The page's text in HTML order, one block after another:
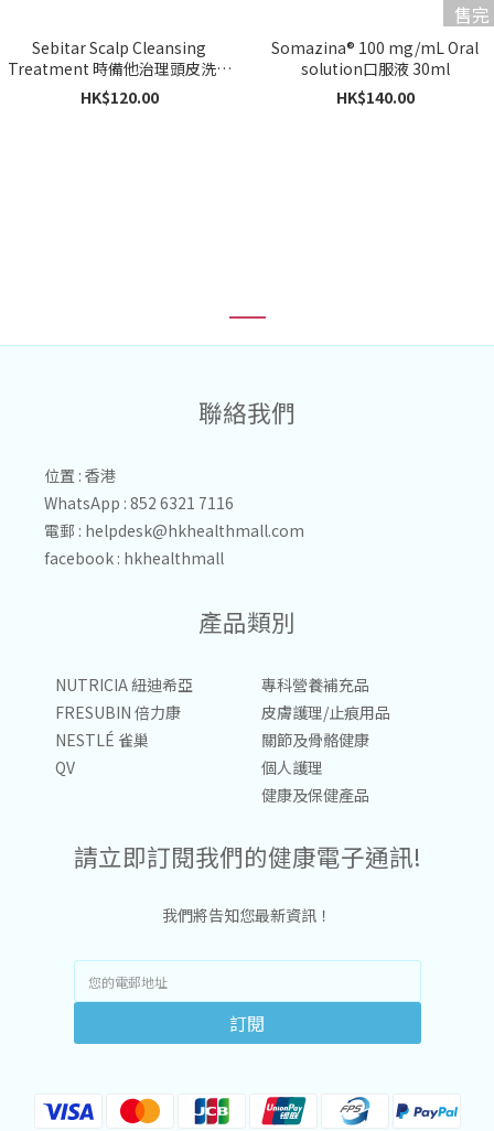
Sebitar Scalp Cleansing
Treatment 時備他治理頭皮洗髮
液 （紓緩濕疹的頭皮症狀）
250ml
HK$120.00
售完
Somazina® 100 mg/mL Oral
solution口服液 30ml
HK$140.00
聯絡我們
位置 : 香港
WhatsApp : 852 6321 7116
電郵 : helpdesk@hkhealthmall.com
facebook : hkhealthmall
產品類別
NUTRICIA 紐迪希亞
FRESUBIN 倍力康
NESTLÉ 雀巢
QV
專科營養補充品
皮膚護理/止痕用品
關節及骨骼健康
個人護理
健康及保健產品
請立即訂閱我們的健康電子通訊!
我們將告知您最新資訊！
訂閱